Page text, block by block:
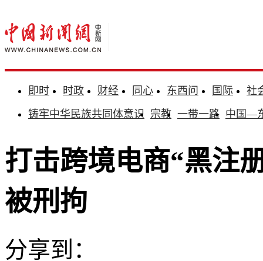
即时 时政 财经 同心 东西问 国际
社
铸牢中华民族共同体意识 宗教 一带一路 中国—
打击跨境电商“黑注
被刑拘
分享到：